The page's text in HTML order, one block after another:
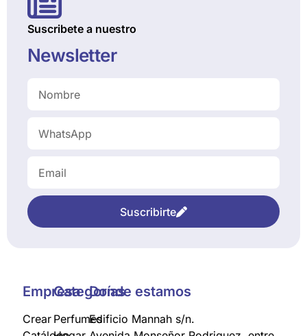
Suscribete a nuestro
Newsletter
Suscribirte
Empresa
Crear
Categorías
Perfumes
Donde estamos
Edificio Mannah s/n.